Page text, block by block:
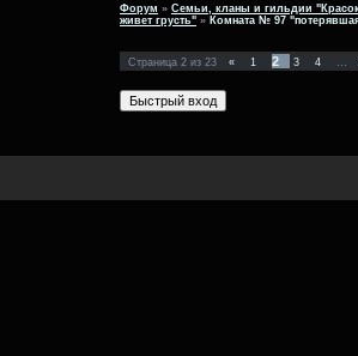
Форум » Семьи, кланы и гильдии
живет грусть" » Комната № 97
Страница 2 из 23 « 1 2 3 4